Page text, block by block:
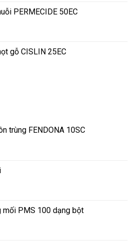
PERMECIDE 50EC
gỗ CISLIN 25EC
trùng FENDONA 10SC
mối PMS 100 dạng bột